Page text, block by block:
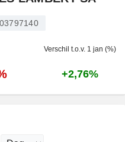
Verschil t.o.v. 1 jan (%)
+2,76%